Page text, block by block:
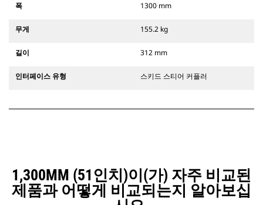
폭 1300 mm
무게 155.2 kg
길이 312 mm
인터페이스 유형 스키드 스티어 커플러
1,300MM (51인치)이(가) 자주 비교된
제품과 어떻게 비교되는지 알아보십